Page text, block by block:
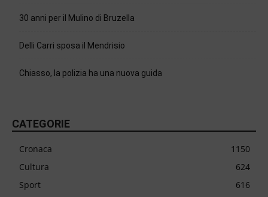
30 anni per il Mulino di Bruzella
Delli Carri sposa il Mendrisio
Chiasso, la polizia ha una nuova guida
CATEGORIE
Cronaca
1150
Cultura
624
Sport
616